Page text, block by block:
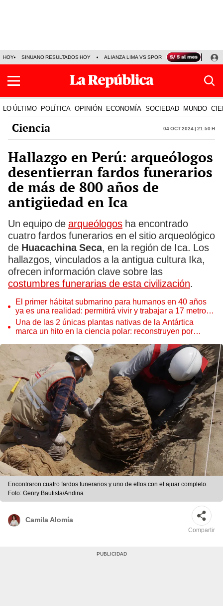
HOY SINUANO RESULTADOS HOY ALIANZA LIMA VS SPORT BOYS JORGE
LO ÚLTIMO POLÍTICA OPINIÓN ECONOMÍA SOCIEDAD MUNDO
Ciencia 04 Oct 2024 | 21:50 h
Hallazgo en Perú: arqueólogos
desentierran fardos funerarios
de más de 800 años de
antigüedad en Ica
Un equipo de arqueólogos ha encontrado
cuatro fardos funerarios en el sitio arqueológico
de Huacachina Seca, en la región de Ica. Los
hallazgos, vinculados a la antigua cultura Ika,
ofrecen información clave sobre las
costumbres funerarias de esta civilización.
El primer hábitat submarino para humanos en 40 años
ya es una realidad: permitirá vivir y trabajar a 17 metros
de profundidad
Una de las 2 únicas plantas nativas de la Antártica
marca un hito en la ciencia polar: reconstruyen por
Encontraron cuatro fardos funerarios y uno de ellos con el ajuar completo.
Foto: Genry Bautista/Andina
Camila Alomía
Compartir